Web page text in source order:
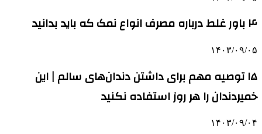
۴ باور غلط درباره مصرف انواع نمک که باید بدانید
۱۴۰۳/۰۹/۰۵
۱۵ توصیه مهم برای داشتن دندان‌های سالم | این
خمیردندان را هر روز استفاده نکنید
۱۴۰۳/۰۹/۰۴